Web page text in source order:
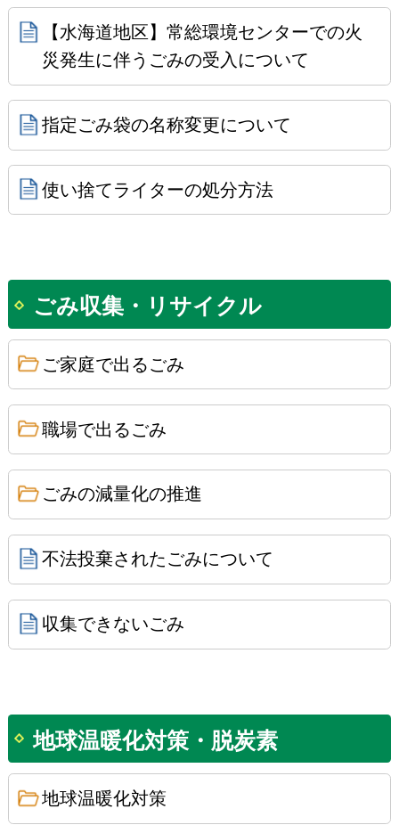
【水海道地区】常総環境センターでの火
災発生に伴うごみの受入について
指定ごみ袋の名称変更について
使い捨てライターの処分方法
ごみ収集・リサイクル
ご家庭で出るごみ
職場で出るごみ
ごみの減量化の推進
不法投棄されたごみについて
収集できないごみ
地球温暖化対策・脱炭素
地球温暖化対策